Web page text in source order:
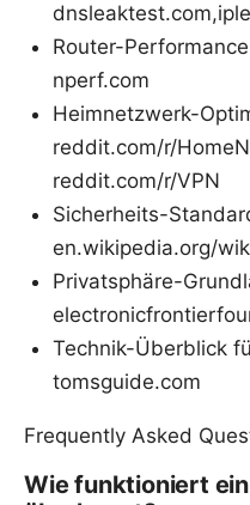
Router-
nperf.com
Heimnetzwerk-
reddit.com/r/
reddit.com/r/VPN
Sicherheits-
en.wikipedia.org/
Privatsphäre-
Technik-Überblick
tomsguide.com
Frequently Asked
Wie funktioniert